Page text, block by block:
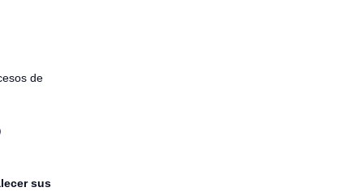
de
sus